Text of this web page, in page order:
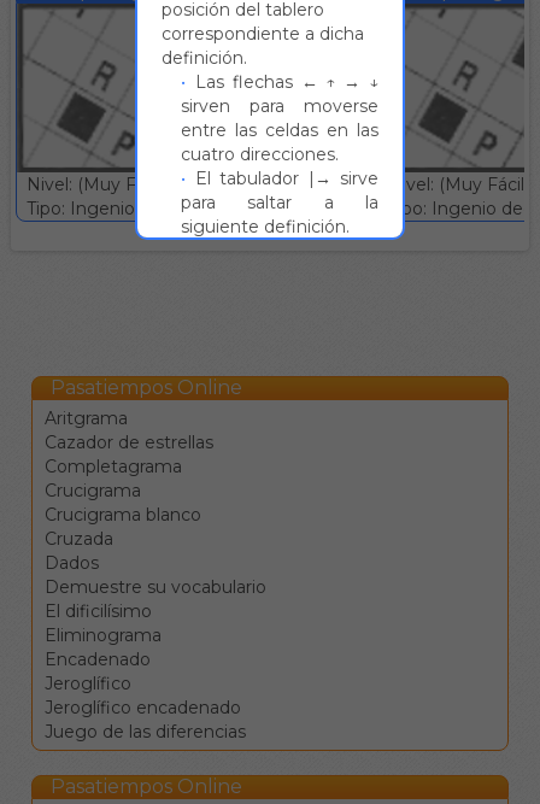
Nivel: (Muy Fácil)
Tipo: Ingenio deductivo :: Gratuito
Nivel: (Muy Fácil)
Tipo: Ingenio
Pasatiempos Online
Aritgrama
Cazador de estrellas
Completagrama
Crucigrama
Crucigrama blanco
Cruzada
Dados
Demuestre su vocabulario
El dificilísimo
Eliminograma
Encadenado
Jeroglífico
Jeroglífico encadenado
Juego de las diferencias
Pasatiempos Online
posición del tablero
correspondiente a dicha
definición.
Las flechas ← ↑ → ↓
sirven para moverse
entre las celdas en las
cuatro direcciones.
El tabulador |→ sirve
para saltar a la
siguiente definición.
casilla y se mueve a la
anterior.
(supr) borra el valor de
definición para ir a la
Los botones de
penalizaciones en la
puntuación final.